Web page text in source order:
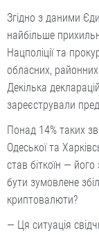
Згідно з даними
найбільше
Нацполіції та
обласних,
Декілька
зареєстрували
Понад 14% таких
Одеської та
став біткоїн —
бути зумовлене
криптовалюти?
— Ця ситуація